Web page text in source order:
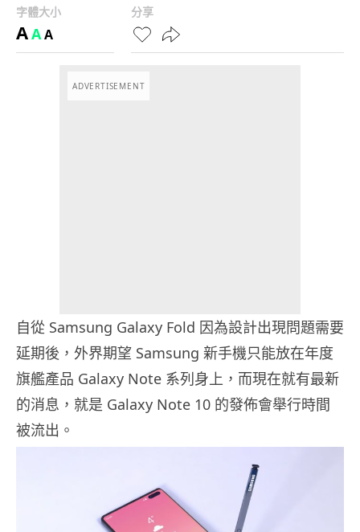
字體大小
AAA
分享
ADVERTISEMENT
自從 Samsung Galaxy Fold 因為設計出現問題需要
延期後，外界期望 Samsung 新手機只能放在年度
旗艦產品 Galaxy Note 系列身上，而現在就有最新
的消息，就是 Galaxy Note 10 的發佈會舉行時間
被流出。